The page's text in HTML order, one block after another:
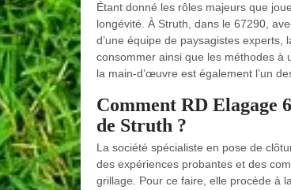
Étant donné les rôles majeurs que
longévité. À Struth, dans le 67290,
d’une équipe de paysagistes
consommer ainsi que les méthodes à
la main-d’œuvre est également l’un
Comment RD Elagage
de Struth ?
La société spécialiste en pose de
des expériences probantes et des
grillage. Pour ce faire, elle procède à